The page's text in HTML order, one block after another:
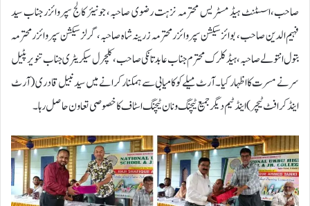
صاحب،اسسٹنٹ ہیڈ مسٹریس محترمہ نزہت رضوی صاحبہ، جونیئر کالج سپروائزر جناب سید
فہیم الدین صاحب ، بوائز سیکشن سپروائزر محترمہ زرینہ شاہ صاحبہ ، گرلز سیکشن سپروائزر محترمہ
بتول انتولے صاحبہ ، ہیڈ کلرک محترم جناب عابد تانکی صاحب ، کلچرل سیکریٹری جناب تنویر پٹیل
سر نے مسرت کا اظہار کیا ۔ آرٹ میلے کو کامیابی سے ہمکنار کرانے میں سید نبیل قادری ( آرٹ
اینڈ کرافٹ ٹیچر) اینڈ ٹیم دیگر جمیع ٹیچنگ و نان ٹیچنگ اسٹاف کا خصوصی تعاون حاصل رہا ۔